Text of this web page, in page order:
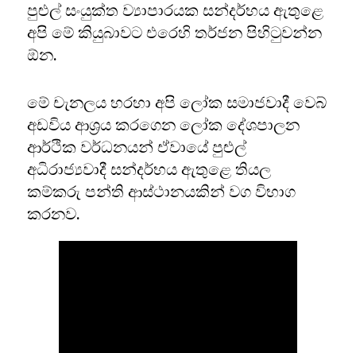
පුළුල් සංයුක්ත ව්‍යාපාරයක සන්දර්භය ඇතුළෙ
අපි මේ කියුබාවට එරෙහි තර්ජන පිහිටුවන්න
ඕන.
මේ චැනලය හරහා අපි ලෝක සමාජවාදී වෙබ්
අඩවිය ආශ්‍රය කරගෙන ලෝක දේශපාලන
ආර්ථික වර්ධනයන් ඒවායේ පුළුල්
අධිරාජ්‍යවාදී සන්දර්භය ඇතුළෙ තියල
කම්කරු පන්ති ආස්ථානයකින් වග විභාග
කරනව.